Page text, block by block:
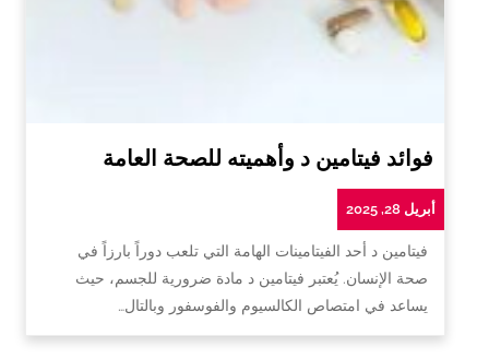
فوائد فيتامين د وأهميته للصحة العامة
أبريل 28, 2025
فيتامين د أحد الفيتامينات الهامة التي تلعب دوراً بارزاً في
صحة الإنسان. يُعتبر فيتامين د مادة ضرورية للجسم، حيث
يساعد في امتصاص الكالسيوم والفوسفور وبالتال…